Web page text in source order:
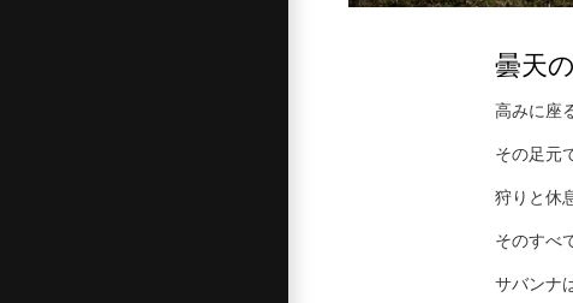
曇天
高みに座
その足元
狩りと休
そのすべ
サバンナ